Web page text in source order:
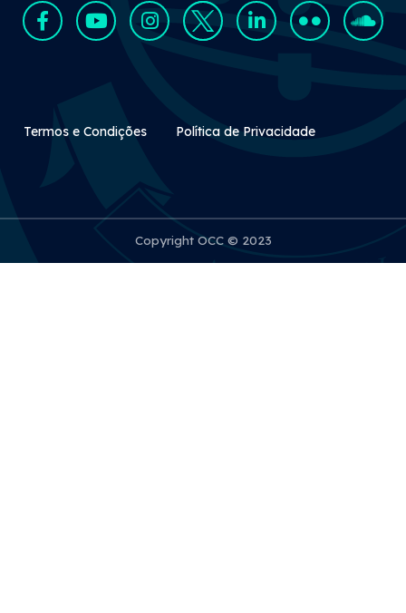
Rodapé Secundário
Termos e Condições Política de Privacidade
Copyright OCC © 2023